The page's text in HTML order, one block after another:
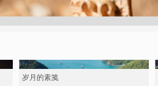
岁月的素䇳